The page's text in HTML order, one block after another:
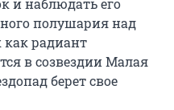
и наблюдать его
полушария над
как радиант
в созвездии Малая
берет свое